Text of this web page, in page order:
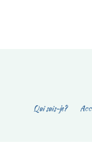
Qui suis-je?